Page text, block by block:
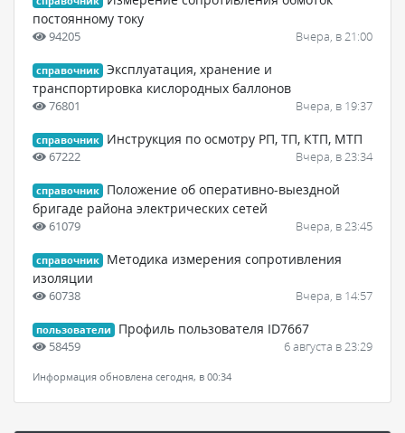
постоянному току
94205 Вчера, в 21:00
справочник Эксплуатация, хранение и
транспортировка кислородных баллонов
76801 Вчера, в 19:37
справочник Инструкция по осмотру РП, ТП, КТП, МТП
67222 Вчера, в 23:34
справочник
Положение об оперативно-выездной
бригаде района электрических сетей
61079 Вчера, в 23:45
справочник
Методика измерения сопротивления
изоляции
60738 Вчера, в 14:57
пользователи Профиль пользователя ID7667
58459 6 августа в 23:29
Информация обновлена сегодня, в 00:34